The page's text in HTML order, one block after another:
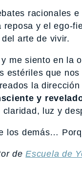
racionales
reposa y el ego-
arte de vivir.
me siento en la
estériles que
la
y
luz y
los demás…
deEscuela de